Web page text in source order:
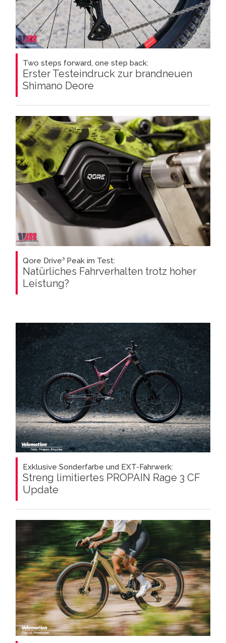
Two steps forward, one step back:
Erster Testeindruck zur brandneuen
Shimano Deore
Qore Drive³ Peak im Test:
Natürliches Fahrverhalten trotz hoher
Leistung?
Exklusive Sonderfarbe und EXT-Fahrwerk:
Streng limitiertes PROPAIN Rage 3 CF
Update